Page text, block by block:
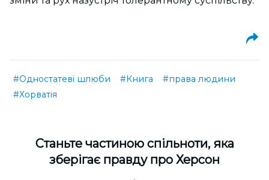
#Одностатеві шлюби #Книга
#права людини
#Хорватія
Cтаньте частиною спільноти, яка
зберігає правду про Херсон